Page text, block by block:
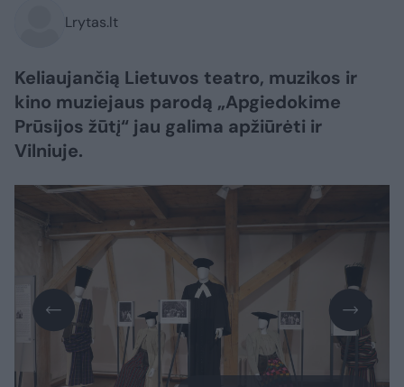
Lrytas.lt
Keliaujančią Lietuvos teatro, muzikos ir
kino muziejaus parodą „Apgiedokime
Prūsijos žūtį“ jau galima apžiūrėti ir
Vilniuje.